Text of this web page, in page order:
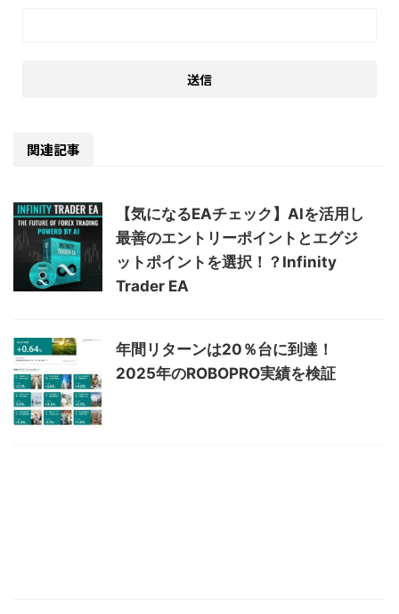
関連記事
【気になるEAチェック】AIを活用し
最善のエントリーポイントとエグジ
ットポイントを選択！？Infinity
Trader EA
年間リターンは20％台に到達！
2025年のROBOPRO実績を検証